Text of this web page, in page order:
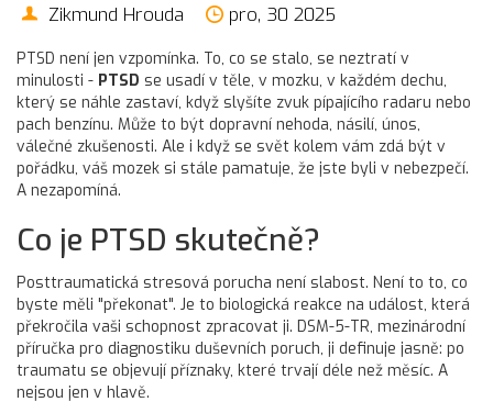
Zikmund Hrouda pro, 30 2025
PTSD není jen vzpomínka. To, co se stalo, se neztratí v
minulosti - PTSD se usadí v těle, v mozku, v každém dechu,
který se náhle zastaví, když slyšíte zvuk pípajícího radaru nebo
pach benzínu. Může to být dopravní nehoda, násilí, únos,
válečné zkušenosti. Ale i když se svět kolem vám zdá být v
pořádku, váš mozek si stále pamatuje, že jste byli v nebezpečí.
A nezapomíná.
Co je PTSD skutečně?
Posttraumatická stresová porucha není slabost. Není to to, co
byste měli "překonat". Je to biologická reakce na událost, která
překročila vaši schopnost zpracovat ji. DSM-5-TR, mezinárodní
příručka pro diagnostiku duševních poruch, ji definuje jasně: po
traumatu se objevují příznaky, které trvají déle než měsíc. A
nejsou jen v hlavě.